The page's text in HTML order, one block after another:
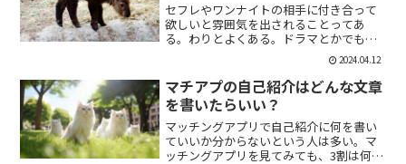
セフレやワンナイトの相手に付き合って
欲しいと雰囲気を出されることってあ
る。わりとよくある。ドラマとかでも、
「1回やっただけで恋人面するな。」みた
いなのがあるけど、現実でもよくある。
そんな時に、相手を気付つけずいかに波
風立てずに振るか。遊び人...
2024.04.12
マチアプの自己紹介はどんな文章
を書いたらいい？
マッチングアプリで自己紹介に何を書い
ていいか分からないという人は多い。マ
ッチングアプリを見てみても、3割は何も